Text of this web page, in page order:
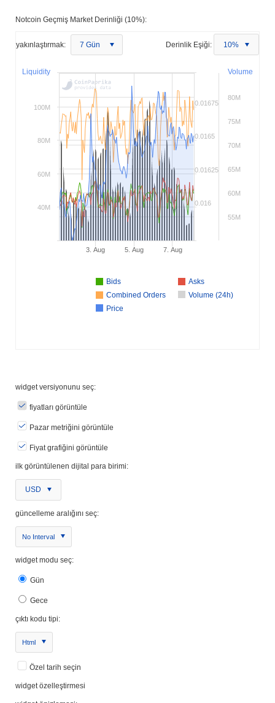
Notcoin Geçmiş Market Derinliği (10%):
yakınlaştırmak: 7 Gün Derinlik Eşiği: 10%
Volume
Liquidity
Bids
Asks
Combined Orders
Volume (24h)
Price
3. Aug 5. Aug 7. Aug
0.016
0.01625
0.0165
0.01675
55M
60M
65M
70M
75M
80M
40M
60M
80M
100M
widget versiyonunu seç:
fiyatları görüntüle
Pazar metriğini görüntüle
Fiyat grafiğini görüntüle
ilk görüntülenen dijital para birimi:
USD
güncelleme aralığını seç:
No Interval
widget modu seç:
Gün
Gece
çıktı kodu tipi:
Html
Özel tarih seçin
widget özelleştirmesi